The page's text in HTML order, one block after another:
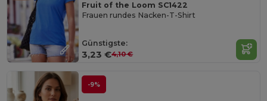
Fruit of the Loom SC1422
Frauen rundes Nacken-T-Shirt
Günstigste:
3,23 €4,10 €
-9%